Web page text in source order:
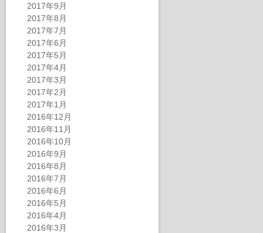
2017年9月
2017年8月
2017年7月
2017年6月
2017年5月
2017年4月
2017年3月
2017年2月
2017年1月
2016年12月
2016年11月
2016年10月
2016年9月
2016年8月
2016年7月
2016年6月
2016年5月
2016年4月
2016年3月